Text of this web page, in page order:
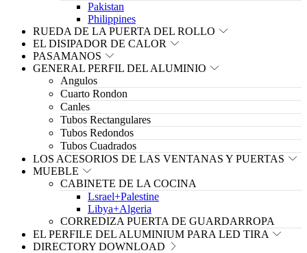
Pakistan
Philippines
RUEDA DE LA PUERTA DEL ROLLO
EL DISIPADOR DE CALOR
PASAMANOS
GENERAL PERFIL DEL ALUMINIO
Angulos
Cuarto Rondon
Canles
Tubos Rectangulares
Tubos Redondos
Tubos Cuadrados
LOS ACESORIOS DE LAS VENTANAS Y PUERTAS
MUEBLE
CABINETE DE LA COCINA
Lsrael+Palestine
Libya+Algeria
CORREDIZA PUERTA DE GUARDARROPA
EL PERFILE DEL ALUMINIUM PARA LED TIRA
DIRECTORY DOWNLOAD